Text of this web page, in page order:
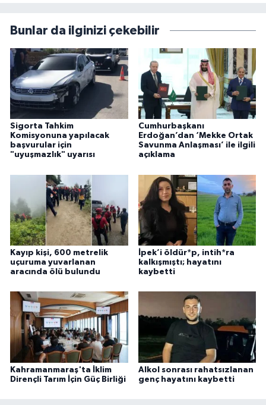
Bunlar da ilginizi çekebilir
Sigorta Tahkim
Komisyonuna yapılacak
başvurular için
"uyuşmazlık" uyarısı
Cumhurbaşkanı
Erdoğan’dan ‘Mekke Ortak
Savunma Anlaşması’ ile ilgili
açıklama
Kayıp kişi, 600 metrelik
uçuruma yuvarlanan
aracında ölü bulundu
İpek’i öldür*p, intih*ra
kalkışmıştı; hayatını
kaybetti
Kahramanmaraş'ta İklim
Dirençli Tarım İçin Güç Birliği
Alkol sonrası rahatsızlanan
genç hayatını kaybetti